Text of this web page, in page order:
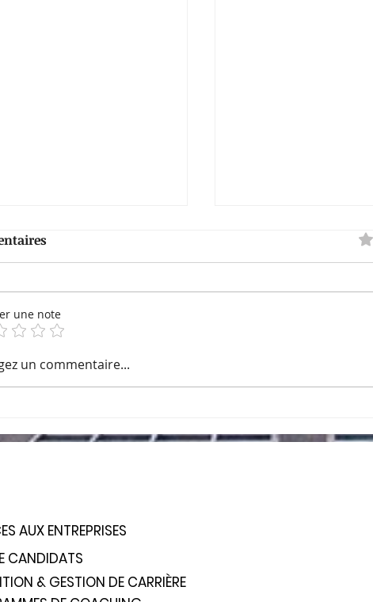
humaines ne
jamais de
liaison :
une note
un commentaire...
AUX ENTREPRISES
CANDIDATS
& GESTION DE CARRIÈRE